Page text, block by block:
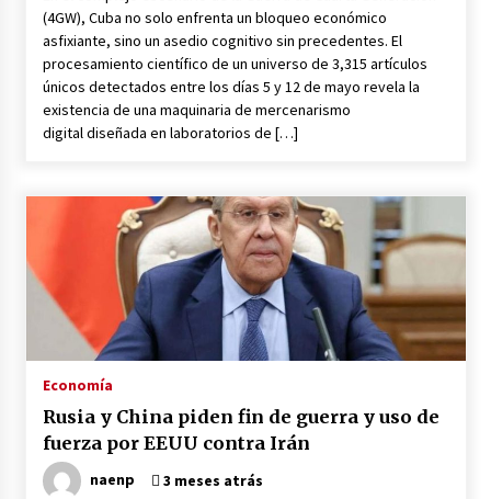
(4GW), Cuba no solo enfrenta un bloqueo económico
asfixiante, sino un asedio cognitivo sin precedentes. El
procesamiento científico de un universo de 3,315 artículos
únicos detectados entre los días 5 y 12 de mayo revela la
existencia de una maquinaria de mercenarismo
digital diseñada en laboratorios de […]
Economía
Rusia y China piden fin de guerra y uso de
fuerza por EEUU contra Irán
naenp 3 meses atrás